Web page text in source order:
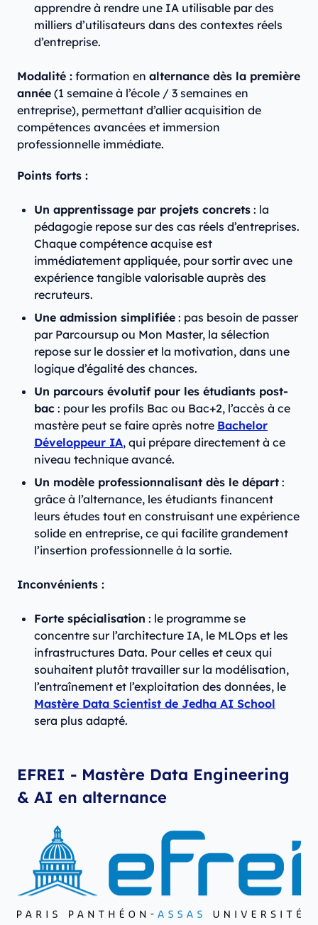
apprendre à rendre une IA utilisable par des
milliers d’utilisateurs dans des contextes réels
d’entreprise.
Modalité : formation en alternance dès la première
année (1 semaine à l’école / 3 semaines en
entreprise), permettant d’allier acquisition de
compétences avancées et immersion
professionnelle immédiate.
Points forts :
Un apprentissage par projets concrets : la
pédagogie repose sur des cas réels d’entreprises.
Chaque compétence acquise est
immédiatement appliquée, pour sortir avec une
expérience tangible valorisable auprès des
recruteurs.
Une admission simplifiée : pas besoin de passer
par Parcoursup ou Mon Master, la sélection
repose sur le dossier et la motivation, dans une
logique d’égalité des chances.
Un parcours évolutif pour les étudiants post-
bac : pour les profils Bac ou Bac+2, l’accès à ce
mastère peut se faire après notre Bachelor
Développeur IA, qui prépare directement à ce
niveau technique avancé.
Un modèle professionnalisant dès le départ :
grâce à l’alternance, les étudiants financent
leurs études tout en construisant une expérience
solide en entreprise, ce qui facilite grandement
l’insertion professionnelle à la sortie.
Inconvénients :
Forte spécialisation : le programme se
concentre sur l’architecture IA, le MLOps et les
infrastructures Data. Pour celles et ceux qui
souhaitent plutôt travailler sur la modélisation,
l’entraînement et l’exploitation des données, le
Mastère Data Scientist de Jedha AI School
sera plus adapté.
EFREI - Mastère Data Engineering
& AI en alternance